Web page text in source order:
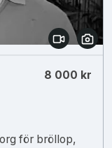
8 000 kr
för bröllop,